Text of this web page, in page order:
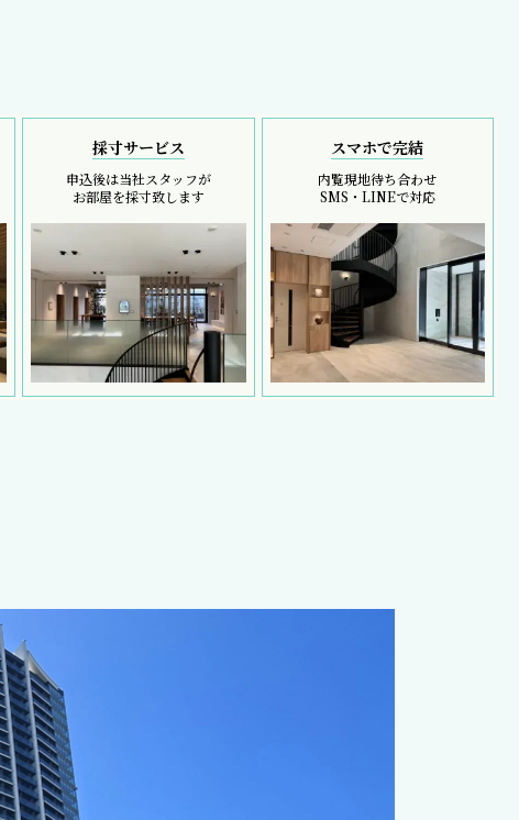
採寸サービス
申込後は当社スタッフが
お部屋を採寸致します
スマホで完結
内覧現地待ち合わせ
SMS・LINEで対応